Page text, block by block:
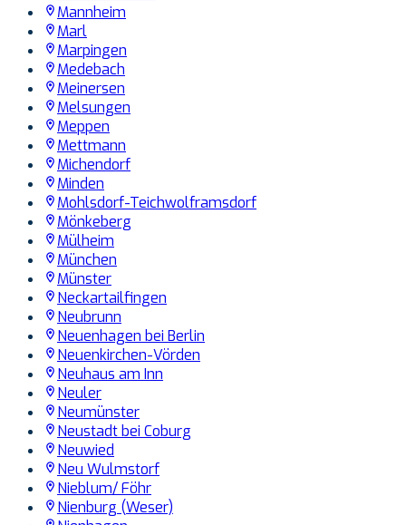
Mannheim
Marl
Marpingen
Medebach
Meinersen
Melsungen
Meppen
Mettmann
Michendorf
Minden
Mohlsdorf-Teichwolframsdorf
Mönkeberg
Mülheim
München
Münster
Neckartailfingen
Neubrunn
Neuenhagen bei Berlin
Neuenkirchen-Vörden
Neuhaus am Inn
Neuler
Neumünster
Neustadt bei Coburg
Neuwied
Neu Wulmstorf
Nieblum/ Föhr
Nienburg (Weser)